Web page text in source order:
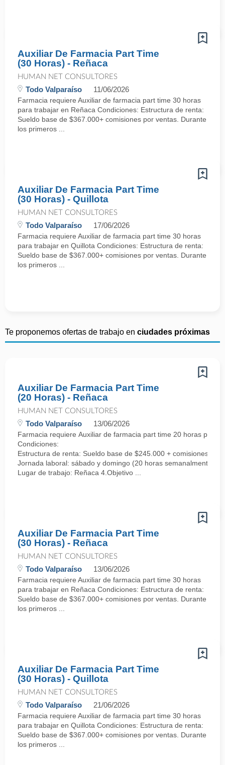
Auxiliar De Farmacia Part Time
(30 Horas) - Reñaca
HUMAN NET CONSULTORES
Todo Valparaíso 11/06/2026
Farmacia requiere Auxiliar de farmacia part time 30 horas
para trabajar en Reñaca Condiciones: Estructura de renta:
Sueldo base de $367.000+ comisiones por ventas. Durante
los primeros ...
Auxiliar De Farmacia Part Time
(30 Horas) - Quillota
HUMAN NET CONSULTORES
Todo Valparaíso 17/06/2026
Farmacia requiere Auxiliar de farmacia part time 30 horas
para trabajar en Quillota Condiciones: Estructura de renta:
Sueldo base de $367.000+ comisiones por ventas. Durante
los primeros ...
Te proponemos ofertas de trabajo en ciudades próximas
Auxiliar De Farmacia Part Time
(20 Horas) - Reñaca
HUMAN NET CONSULTORES
Todo Valparaíso 13/06/2026
Farmacia requiere Auxiliar de farmacia part time 20 horas para
Condiciones:
Estructura de renta: Sueldo base de $245.000 + comisiones
Jornada laboral: sábado y domingo (20 horas semanalmente).
Lugar de trabajo: Reñaca 4.Objetivo ...
Auxiliar De Farmacia Part Time
(30 Horas) - Reñaca
HUMAN NET CONSULTORES
Todo Valparaíso 13/06/2026
Farmacia requiere Auxiliar de farmacia part time 30 horas
para trabajar en Reñaca Condiciones: Estructura de renta:
Sueldo base de $367.000+ comisiones por ventas. Durante
los primeros ...
Auxiliar De Farmacia Part Time
(30 Horas) - Quillota
HUMAN NET CONSULTORES
Todo Valparaíso 21/06/2026
Farmacia requiere Auxiliar de farmacia part time 30 horas
para trabajar en Quillota Condiciones: Estructura de renta:
Sueldo base de $367.000+ comisiones por ventas. Durante
los primeros ...